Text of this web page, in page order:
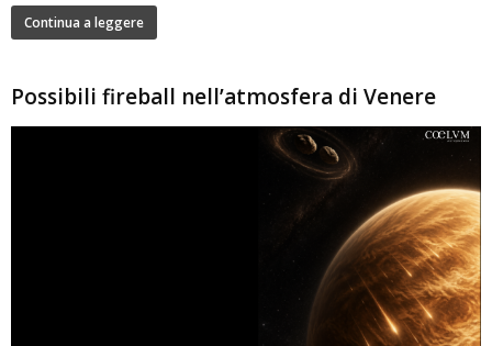
Continua a leggere
Possibili fireball nell’atmosfera di Venere